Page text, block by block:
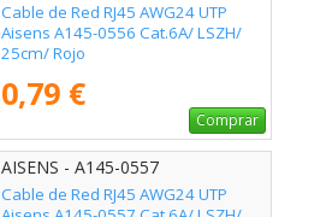
Cable de Red RJ45 AWG24 UTP
Aisens A145-0556 Cat.6A/ LSZH/
25cm/ Rojo
0,79 €
Comprar
AISENS - A145-0557
Cable de Red RJ45 AWG24 UTP